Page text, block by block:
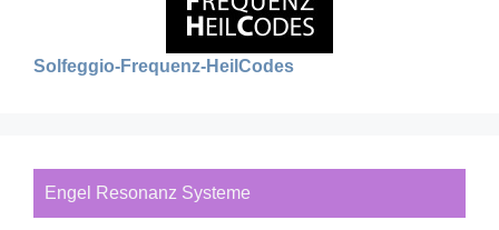
Solfeggio-Frequenz-HeilCodes
Engel Resonanz Systeme